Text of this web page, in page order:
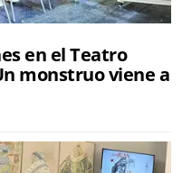
en el Teatro
monstruo viene a